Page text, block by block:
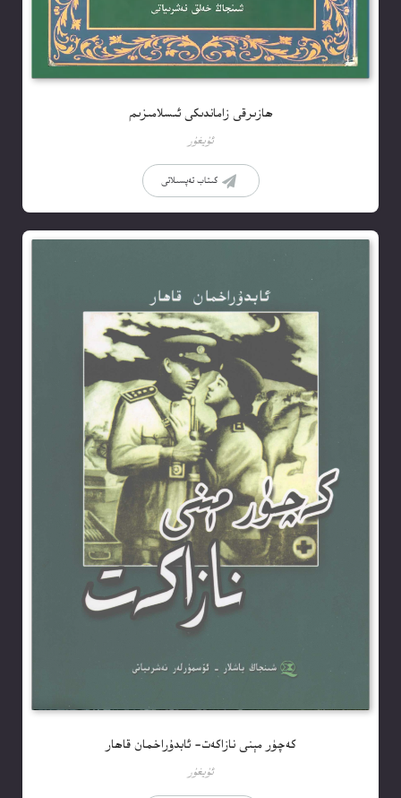
ھازىرقى زاماندىكى ئىسلامىزىم
ئۇيغۇر
كىتاب تەپسىلاتى
كەچۈر مېنى نازاكەت- ئابدۇراخمان قاھار
ئۇيغۇر